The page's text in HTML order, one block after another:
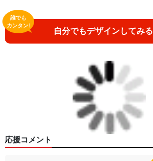
自分でもデザインしてみる
誰でも
カンタン!
応援コメント